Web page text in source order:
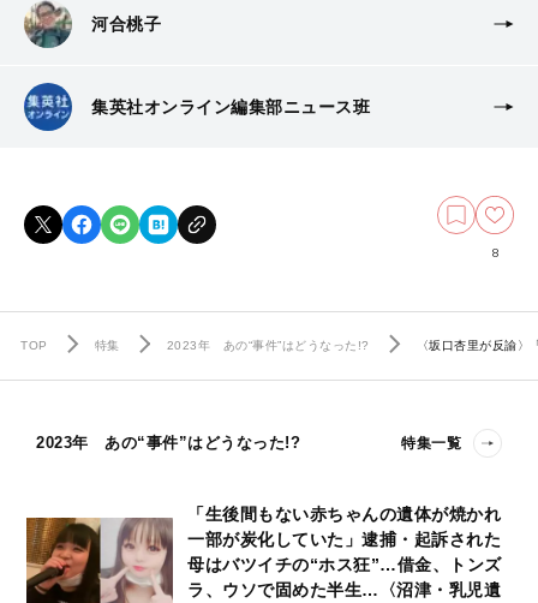
河合桃子
集英社オンライン編集部ニュース班
8
TOP 特集 2023年 あの“事件”はどうなった!? 〈坂口杏里が反諭
2023年 あの“事件”はどうなった!? 特集一覧
「生後間もない赤ちゃんの遺体が焼かれ
一部が炭化していた」逮捕・起訴された
母はバツイチの“ホス狂”…借金、トンズ
ラ、ウソで固めた半生…〈沼津・乳児遺